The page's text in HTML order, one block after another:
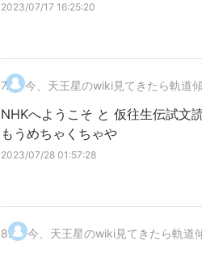
2023/07/17 16:25:20
7. 今、天王星のwiki見てきたら軌道
NHKへようこそ と 仮往生伝試文
もうめちゃくちゃや
2023/07/28 01:57:28
8. 今、天王星のwiki見てきたら軌道